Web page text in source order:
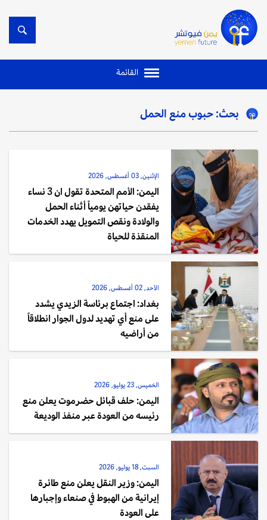
القائمة
بحث: حبوب منع الحمل
الإثنين, 03 أغسطس, 2026
اليمن: الأمم المتحدة تقول ان 3 نساء
يفقدن حياتهن يومياً أثناء الحمل
والولادة ونقص التمويل يهدد الخدمات
المنقذة للحياة
الأحد, 02 أغسطس, 2026
بغداد: اجتماع برئاسة الزيدي يشدد
على منع أي تهديد لدول الجوار انطلاقاً
من أراضيه
الخميس, 23 يوليو, 2026
اليمن: حلف قبائل حضرموت يعلن منع
رئيسه من العودة عبر منفذ الوديعة
السبت, 18 يوليو, 2026
اليمن: وزير النقل يعلن منع طائرة
إيرانية من الهبوط في صنعاء وإجبارها
على العودة